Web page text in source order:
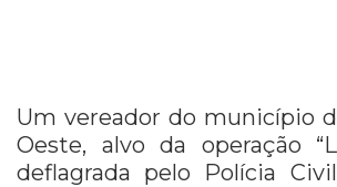
Um vereador do município
Oeste, alvo da operação
deflagrada pelo Polícia